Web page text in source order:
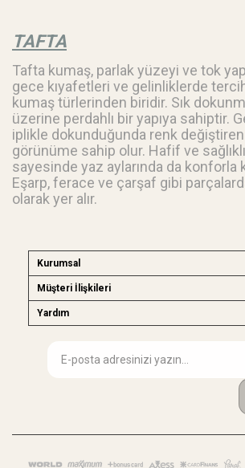
çekici bir alternatiftir. ✨
✂️Neler Yapılır ✂️
👗 Etek
👚 Bluz
🧵 Astar
🧥 Hafif Ceket Detayları
🧾Teknik Bilgiler
📐 En 140 cm × Boy 120 cm
TAFTA
Tafta kumaş, parlak yüzeyi ve tok
gece kıyafetleri ve gelinliklerde
kumaş türlerinden biridir. Sık
üzerine perdahlı bir yapıya sahiptir.
iplikle dokunduğunda renk
görünüme sahip olur. Hafif ve sağlıklı
sayesinde yaz aylarında da konforla
Eşarp, ferace ve çarşaf gibi
olarak yer alır.
Kurumsal
Müşteri İlişkileri
Yardım